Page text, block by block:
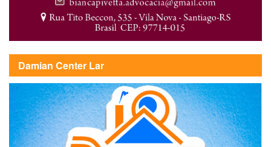
Damian Center Lar